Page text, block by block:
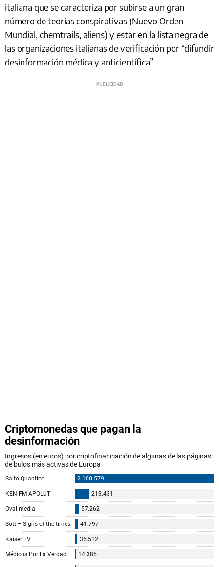
italiana que se caracteriza por subirse a un gran
número de teorías conspirativas (Nuevo Orden
Mundial, chemtrails, aliens) y estar en la lista negra de
las organizaciones italianas de verificación por “difundir
desinformación médica y anticientífica”.